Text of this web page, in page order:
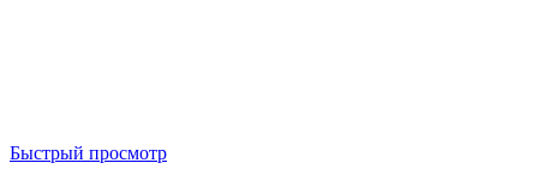
Быстрый просмотр